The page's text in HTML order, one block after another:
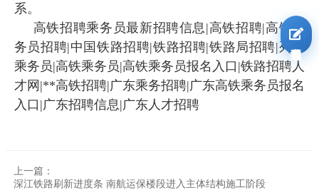
系。
高铁招聘乘务员最新招聘信息|高铁招聘|高铁乘
务员招聘|中国铁路招聘|铁路招聘|铁路局招聘|列车
乘务员|高铁乘务员|高铁乘务员报名入口|铁路招聘人
才网|**高铁招聘|广东乘务招聘|广东高铁乘务员报名
入口|广东招聘信息|广东人才招聘
上一篇：
深江铁路刷新进度条 南航运保楼段进入主体结构施工阶段
我要报名